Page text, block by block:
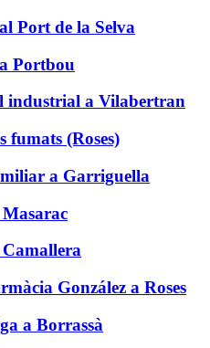
Port de la Selva
Portbou
industrial a Vilabertran
fumats (Roses)
a Garriguella
Camallera
González a Roses
a Borrassà